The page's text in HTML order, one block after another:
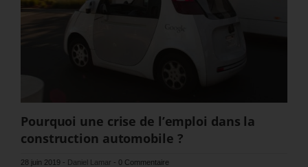
Pourquoi une crise de l’emploi dans la
construction automobile ?
28 juin 2019 - Daniel Lamar - 0 Commentaire